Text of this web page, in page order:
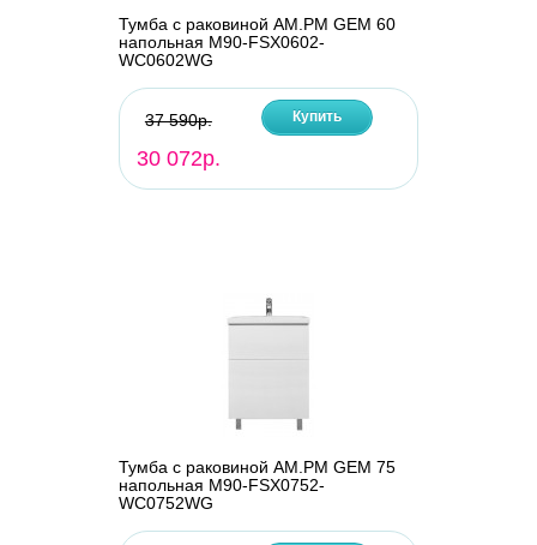
Тумба с раковиной AM.PM GEM 60
напольная M90-FSX0602-
WC0602WG
37 590р.
30 072р.
Купить
Тумба с раковиной AM.PM GEM 75
напольная M90-FSX0752-
WC0752WG